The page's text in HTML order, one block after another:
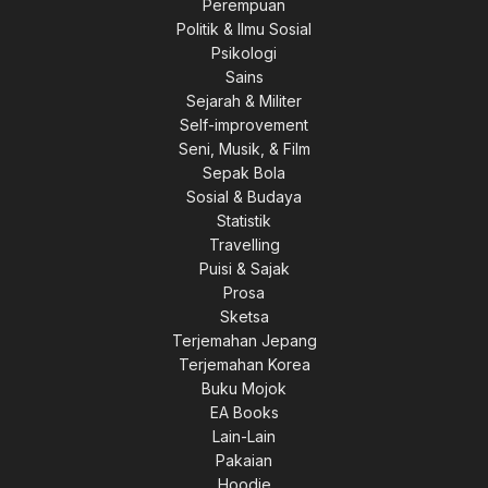
Perempuan
Politik & Ilmu Sosial
Psikologi
Sains
Sejarah & Militer
Self-improvement
Seni, Musik, & Film
Sepak Bola
Sosial & Budaya
Statistik
Travelling
Puisi & Sajak
Prosa
Sketsa
Terjemahan Jepang
Terjemahan Korea
Buku Mojok
EA Books
Lain-Lain
Pakaian
Hoodie